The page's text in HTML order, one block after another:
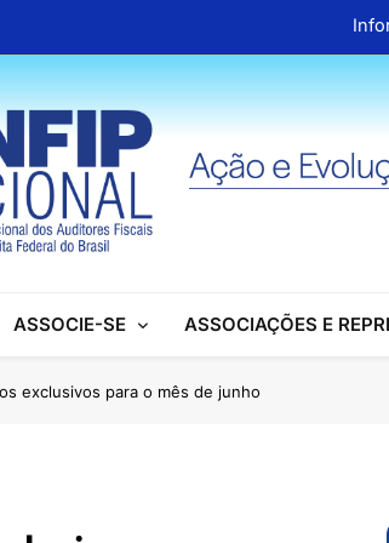
Nacional recebe visita da superintendente
Preparativos para o XIX Encontro
Almoço em homenagem ao Dia
Preparativos para o XIX Encontro
Almoço em homenagem ao Dia
ASSOCIE-SE ASSOCIAÇÕES E
exclusivos para o mês de junho